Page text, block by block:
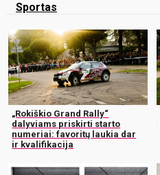
Sportas
„Rokiškio Grand Rally“
dalyviams priskirti starto
numeriai: favoritų laukia dar
ir kvalifikacija